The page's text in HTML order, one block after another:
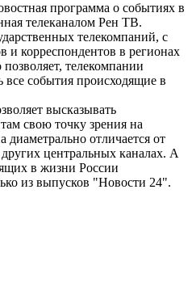
программа о событиях в
телеканалом Рен ТВ.
телекомпаний, с
корреспондентов в регионах
телекомпании
все события происходящие в
высказывать
свою точку зрения на
диаметрально отличается от
центральных каналах. А
в жизни России
из выпусков "Новости 24".